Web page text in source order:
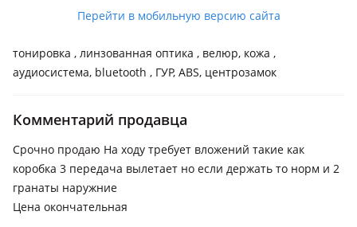
Перейти в мобильную версию сайта
Растаможен в Казахстане
тонировка , линзованная оптика , велюр, кожа ,
аудиосистема, bluetooth , ГУР, ABS, центрозамок
Комментарий продавца
Срочно продаю На ходу требует вложений такие как
коробка 3 передача вылетает но если держать то норм и 2
гранаты наружние
Цена окончательная